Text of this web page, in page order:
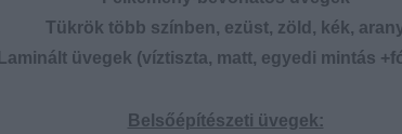
Tükrök több színben, ezüst, zöld, kék,
Laminált üvegek (víztiszta, matt, egyedi mintás
Belsőépítészeti üvegek: